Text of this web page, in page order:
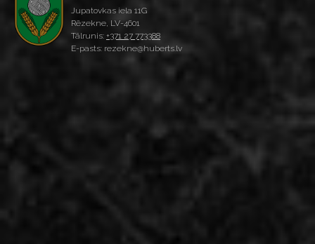
Jupatovkas iela 11G
Rēzekne, LV-4601
Tālrunis: +371 27 773388
E-pasts: rezekne@huberts.lv